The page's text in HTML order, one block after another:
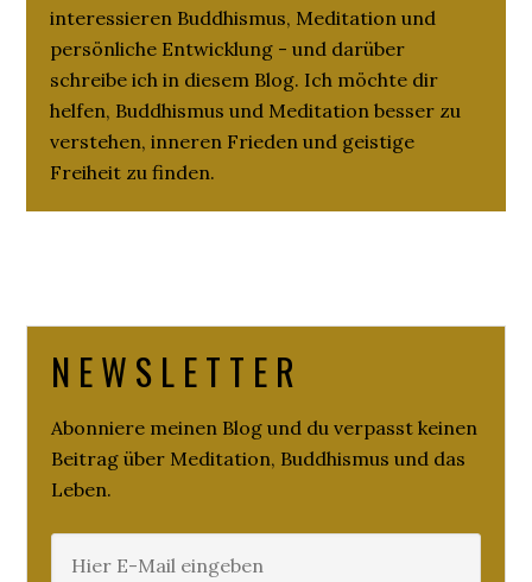
interessieren Buddhismus, Meditation und
persönliche Entwicklung - und darüber
schreibe ich in diesem Blog. Ich möchte dir
helfen, Buddhismus und Meditation besser zu
verstehen, inneren Frieden und geistige
Freiheit zu finden.
N E W S L E T T E R
Abonniere meinen Blog und du verpasst keinen
Beitrag über Meditation, Buddhismus und das
Leben.